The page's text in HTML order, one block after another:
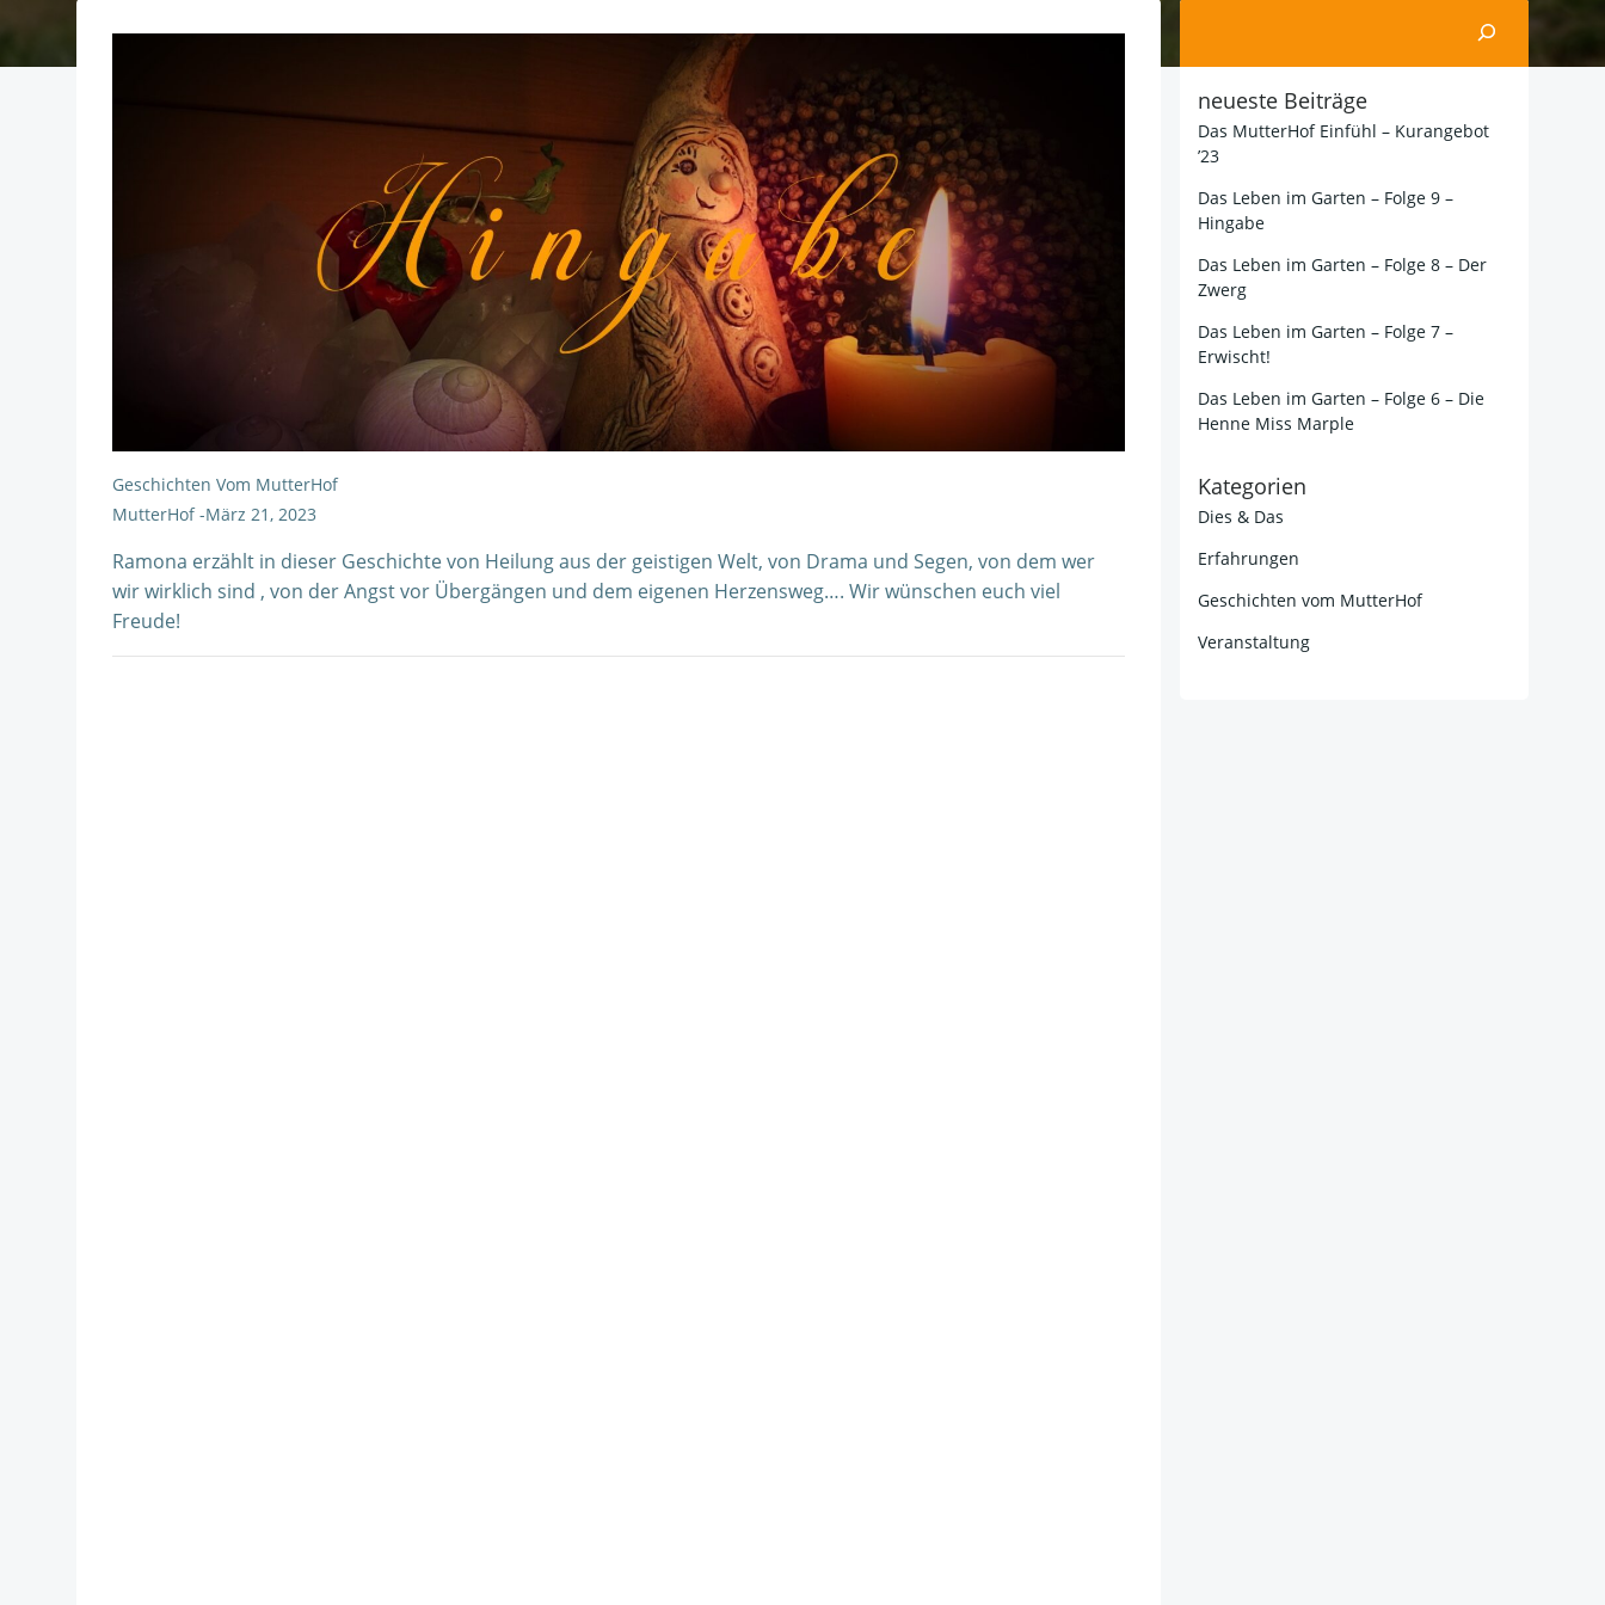
Geschichten Vom MutterHof
MutterHof -März 21, 2023
Ramona erzählt in dieser Geschichte von Heilung aus der geistigen Welt, von Drama und Segen, von dem wer
wir wirklich sind , von der Angst vor Übergängen und dem eigenen Herzensweg…. Wir wünschen euch viel
Freude!
Suchen
neueste Beiträge
Das MutterHof Einfühl – Kurangebot
’23
Das Leben im Garten – Folge 9 –
Hingabe
Das Leben im Garten – Folge 8 – Der
Zwerg
Das Leben im Garten – Folge 7 –
Erwischt!
Das Leben im Garten – Folge 6 – Die
Henne Miss Marple
Kategorien
Dies & Das
Erfahrungen
Geschichten vom MutterHof
Veranstaltung